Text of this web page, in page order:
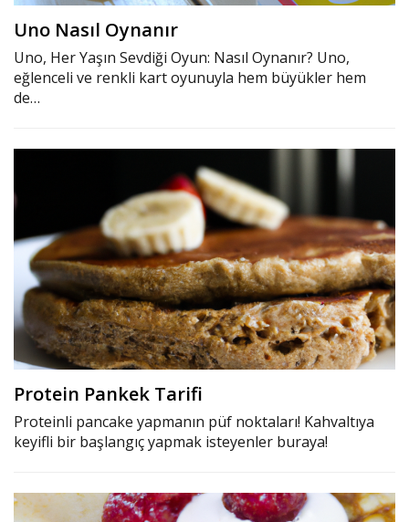
Uno Nasıl Oynanır
Uno, Her Yaşın Sevdiği Oyun: Nasıl Oynanır? Uno,
eğlenceli ve renkli kart oyunuyla hem büyükler hem
de…
Protein Pankek Tarifi
Proteinli pancake yapmanın püf noktaları! Kahvaltıya
keyifli bir başlangıç yapmak isteyenler buraya!